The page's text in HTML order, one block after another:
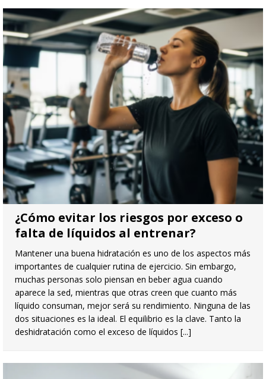
¿Cómo evitar los riesgos por exceso o
falta de líquidos al entrenar?
Mantener una buena hidratación es uno de los aspectos más
importantes de cualquier rutina de ejercicio. Sin embargo,
muchas personas solo piensan en beber agua cuando
aparece la sed, mientras que otras creen que cuanto más
líquido consuman, mejor será su rendimiento. Ninguna de las
dos situaciones es la ideal. El equilibrio es la clave. Tanto la
deshidratación como el exceso de líquidos [...]